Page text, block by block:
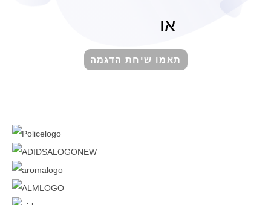
או
תאמו שיחת הדגמה